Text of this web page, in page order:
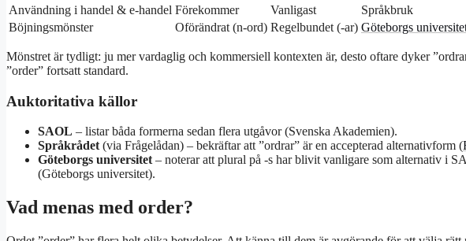
Användning i handel & e-handel Förekommer Vanligast
Språkbruk
Böjningsmönster
Oförändrat (n-ord) Regelbundet (-ar) Göteborgs
Mönstret är tydligt: ju mer vardaglig och kommersiell kontexten är, desto oftare dyker
”order” fortsatt standard.
Auktoritativa källor
SAOL – listar båda formerna sedan flera utgåvor (Svenska Akademien).
Språkrådet (via Frågelådan) – bekräftar att ”ordrar” är en accepterad alternativform (
Göteborgs universitet – noterar att plural på -s har blivit vanligare som alternativ i
(Göteborgs universitet).
Vad menas med order?